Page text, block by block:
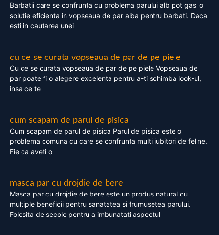
Barbatii care se confrunta cu problema parului alb pot gasi o
solutie eficienta in vopseaua de par alba pentru barbati. Daca
esti in cautarea unei
cu ce se curata vopseaua de par de pe piele
Cu ce se curata vopseaua de par de pe piele Vopseaua de
par poate fi o alegere excelenta pentru a-ti schimba look-ul,
insa ce te
cum scapam de parul de pisica
Cum scapam de parul de pisica Parul de pisica este o
problema comuna cu care se confrunta multi iubitori de feline.
Fie ca aveti o
masca par cu drojdie de bere
Masca par cu drojdie de bere este un produs natural cu
multiple beneficii pentru sanatatea si frumusetea parului.
Folosita de secole pentru a imbunatati aspectul